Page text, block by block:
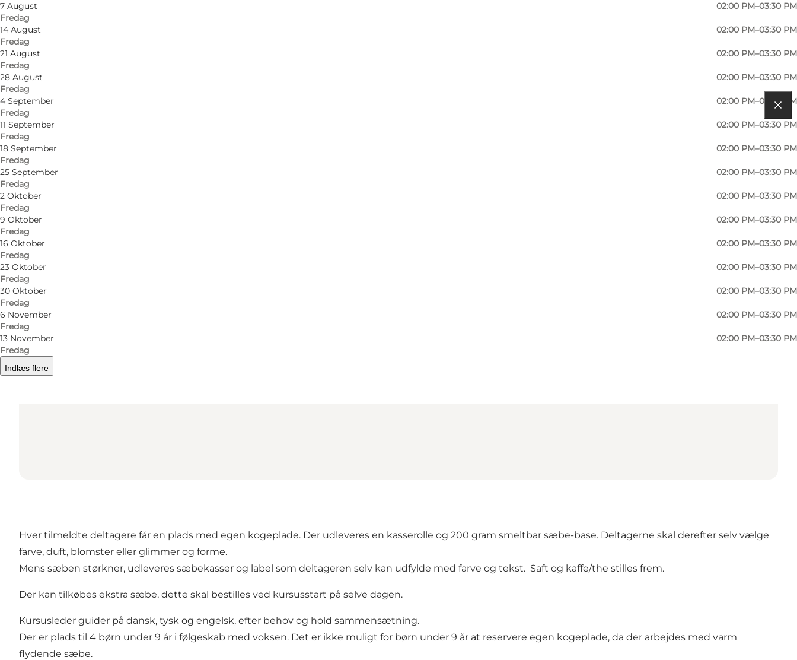
7 August
Fredag
02:00 PM–03:30 PM
14 August
Fredag
02:00 PM–03:30 PM
21 August
Fredag
02:00 PM–03:30 PM
28 August
Fredag
02:00 PM–03:30 PM
4 September
Fredag
02:00 PM–03:30 PM
11 September
Fredag
02:00 PM–03:30 PM
18 September
Fredag
02:00 PM–03:30 PM
25 September
Fredag
02:00 PM–03:30 PM
2 Oktober
Fredag
02:00 PM–03:30 PM
9 Oktober
Fredag
02:00 PM–03:30 PM
16 Oktober
Fredag
02:00 PM–03:30 PM
23 Oktober
Fredag
02:00 PM–03:30 PM
30 Oktober
Fredag
02:00 PM–03:30 PM
6 November
Fredag
02:00 PM–03:30 PM
13 November
Fredag
02:00 PM–03:30 PM
Indlæs flere
Find vej
Hovej 13, Ho
6857 Blåvand
Hver tilmeldte deltagere får en plads med egen kogeplade. Der udleveres en kasserolle og 200 gram smeltbar sæbe-base. Deltagerne skal derefter selv vælge
farve, duft, blomster eller glimmer og forme.
Mens sæben størkner, udleveres sæbekasser og label som deltageren selv kan udfylde med farve og tekst. Saft og kaffe/the stilles frem.
Der kan tilkøbes ekstra sæbe, dette skal bestilles ved kursusstart på selve dagen.
Kursusleder guider på dansk, tysk og engelsk, efter behov og hold sammensætning.
Der er plads til 4 børn under 9 år i følgeskab med voksen. Det er ikke muligt for børn under 9 år at reservere egen kogeplade, da der arbejdes med varm
flydende sæbe.